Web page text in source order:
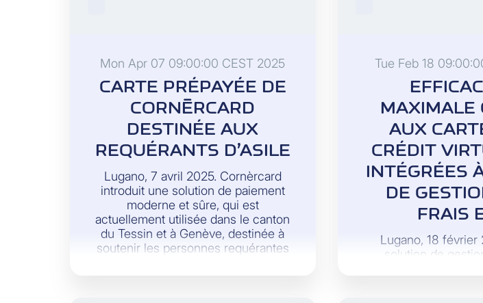
mobile payment solutions.
Mon Apr 07 09:00:00 CEST 2025
CARTE PRÉPAYÉE DE
CORNÈRCARD
DESTINÉE AUX
REQUÉRANTS D’ASILE
Lugano, 7 avril 2025. Cornèrcard
introduit une solution de paiement
moderne et sûre, qui est
actuellement utilisée dans le canton
du Tessin et à Genève, destinée à
soutenir les personnes requérantes
Tue Feb 18
MAXIMALE
AUX
CRÉDIT
INTÉGRÉES
DE
FRAIS
Lugano, 18 février
solution de